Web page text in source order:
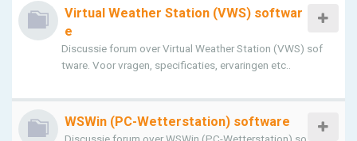
Virtual Weather Station (VWS) softwar
e
Discussie forum over Virtual Weather Station (VWS) sof
tware. Voor vragen, specificaties, ervaringen etc..
WSWin (PC-Wetterstation) software